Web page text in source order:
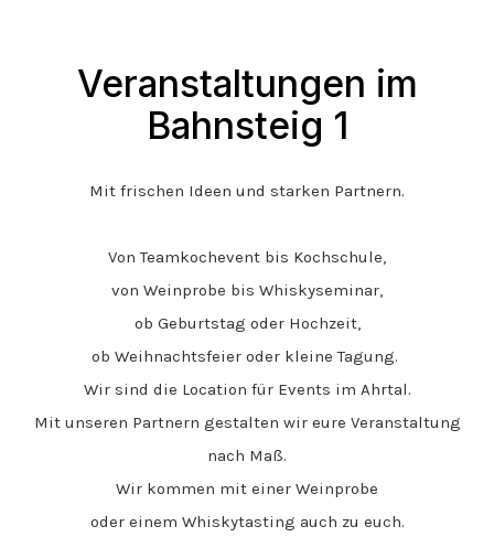
Veranstaltungen im
Bahnsteig 1
Mit frischen Ideen und starken Partnern.
Von Teamkochevent bis Kochschule,
von Weinprobe bis Whiskyseminar,
ob Geburtstag oder Hochzeit,
ob Weihnachtsfeier oder kleine Tagung.
Wir sind die Location für Events im Ahrtal.
Mit unseren Partnern gestalten wir eure Veranstaltung
nach Maß.
Wir kommen mit einer Weinprobe
oder einem Whiskytasting auch zu euch.